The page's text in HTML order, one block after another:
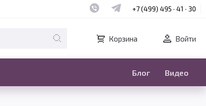
Наш whatsapp
Наш telegram
+7 (499) 495 · 41 · 30
Корзина Войти
Блог Видео